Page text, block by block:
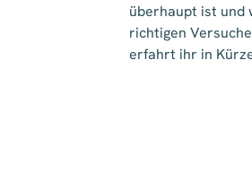
überhaupt ist und
richtigen
erfahrt ihr in